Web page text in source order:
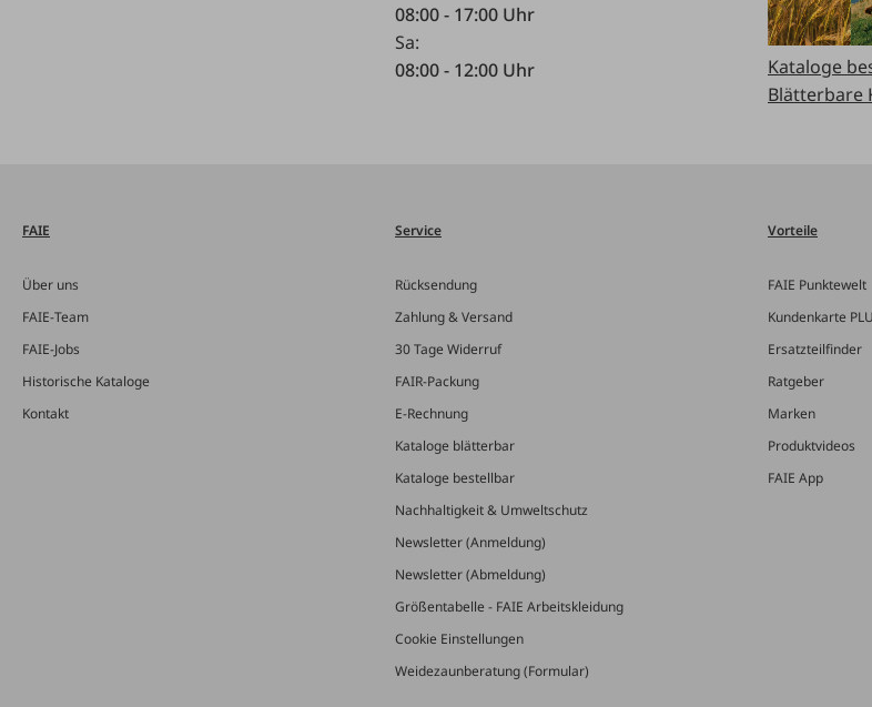
08:00 - 17:00 Uhr
Sa:
08:00 - 12:00 Uhr
Kataloge
Blätterbare
FAIE
Über uns
FAIE-Team
FAIE-Jobs
Historische Kataloge
Kontakt
Service
Rücksendung
Zahlung & Versand
30 Tage Widerruf
FAIR-Packung
E-Rechnung
Kataloge blätterbar
Kataloge bestellbar
Nachhaltigkeit & Umweltschutz
Newsletter (Anmeldung)
Newsletter (Abmeldung)
Größentabelle - FAIE Arbeitskleidung
Cookie Einstellungen
Weidezaunberatung (Formular)
Vorteile
FAIE Punktewelt
Kundenkarte
Ersatzteilfinder
Ratgeber
Marken
Produktvideos
FAIE App